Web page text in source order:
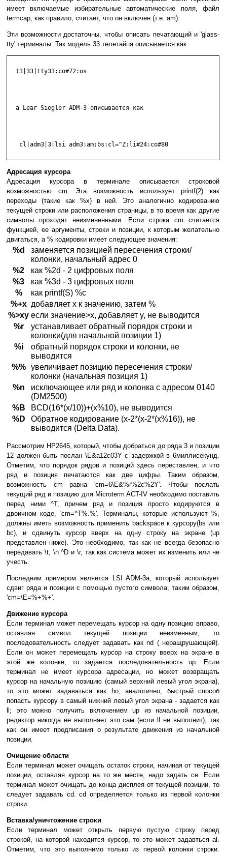
имеет включаемые избирательные автоматические поля, файл
termcap, как правило, считает, что он включен (т.е. am).
Эти возможности достаточны, чтобы описать печатающий и 'glass-
tty' терминалы. Так модель 33 телетайпа описывается как
  t3|33|tty33:co#72:os
  а Lear Siegler ADM-3 описывается как
   cl|adm3|3|lsi adm3:am:bs:cl=^Z:li#24:co#80
Адресация курсора
Адресация курсора в терминале описывается строковой
возможностью cm. Эта возможность использует printf(2) как
переходы (такие как %x) в ней. Это аналогично кодированию
текущей строки или расположения страницы, в то время как другие
символы проходят неизмененными. Если строка cm считается
функцией, ее аргументы, строки и позиции, к которым желательно
двигаться, а % кодировки имеет следующее значения:
%d
заменяется позицией пересечения строки/
колонки, начальный адрес 0
%2
как %2d - 2 цифровых поля
%3
как %3d - 3 цифровых поля
%
как printf(S) %c
%+x добавляет х к значению, затем %
%>xy если значение>x, добавляет y, не выводится
%r
устанавливает обратный порядок строки и
колонки(для начальной позиции 1)
%i
обратный порядок строки и колонки, не
выводится
%%
увеличивает позицию пересечения строки/
колонки (начальная позиция 1)
%n
исключающее или ряд и колонка с адресом 0140
(DM2500)
%B
BCD(16*(x/10))+(x%10), не выводится
%D
Обратное кодирование (x-2*(x-2*(x%16)), не
выводится (Delta Data).
Рассмотрим HP2645, который, чтобы добраться до ряда 3 и позиции
12 должен быть послан \E&a12c03Y с задержкой в 6миллисекунд.
Отметим, что порядок рядов и позиций здесь переставлен, и что
ряд и позиция печатаются как две цифры. Таким образом,
возможность cm равна 'cm=6\E&%r%2c%2Y'. Чтобы послать
текущий ряд и позицию для Microterm ACT-IV необходимо поставить
перед ними ^T, причем ряд и позиция просто кодируются в
двоичном коде, 'cm=^T%.%'. Терминалы, которые используют %,
должны иметь возможность применить backspace к курсору(bs или
bc), и сдвинуть курсор вверх на одну строку на экране (up
представлен ниже). Это необходимо, так как не всегда безопасно
передавать \t, \n ^D и \r, так как система может их изменить или не
учесть.
Последним примером является LSI ADM-3a, который использует
сдвиг ряда и позиции с помощью пустого символа, таким образом,
'cm=\E=%+%+'.
Движение курсора
Если терминал может перемещать курсор на одну позицию вправо,
оставляя символ текущей позиции неизменным, то
последовательность следует задавать как nd ( неращрушающей).
Если он может перемещать курсор на строку вверх на экране в
этой же колонке, то задается последовательность up. Если
терминал не имеет курсора адресации, но может возвращать
курсор на начальную позицию (самый верхний левый угол экрана),
то это может задаваться как ho; аналогично, быстрый способ
попасть курсору в самый нижний левый угол экрана - задается как
ll; это можно получить включением up из начальной позиции,
редактор никогда не выполняет это сам (если ll не выполнит), так
как он имеет предписания о результате движения из начальной
позиции.
Очищение области
Если терминал может очищать остаток строки, начиная от текущей
позиции, оставляя курсор на то же месте, надо задать ce. Если
терминал может очищать до конца дисплея от текущей позиции, то
следует задавать cd. cd определяется только из первой колонки
строки.
Вставка/уничтожение строки
Если терминал может открыть первую пустую строку перед
строкой, на которой находится курсор, то это может задавться al.
Отметим, что это выполнимо только из первой колонки строки.